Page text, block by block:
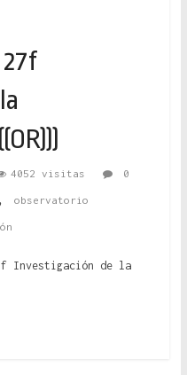
4052 visitas 0
, observatorio
Investigación de la